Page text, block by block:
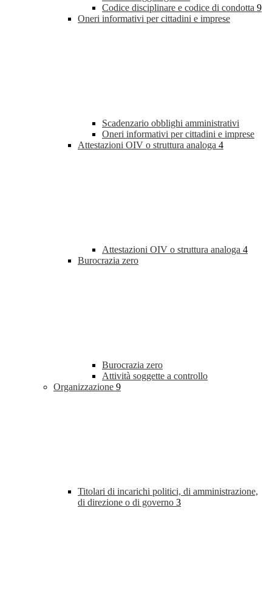
Codice disciplinare e codice di condotta 9
Oneri informativi per cittadini e imprese
Scadenzario obblighi amministrativi
Oneri informativi per cittadini e imprese
Attestazioni OIV o struttura analoga 4
Attestazioni OIV o struttura analoga 4
Burocrazia zero
Burocrazia zero
Attività soggette a controllo
Organizzazione 9
Titolari di incarichi politici, di amministrazione,
di direzione o di governo 3